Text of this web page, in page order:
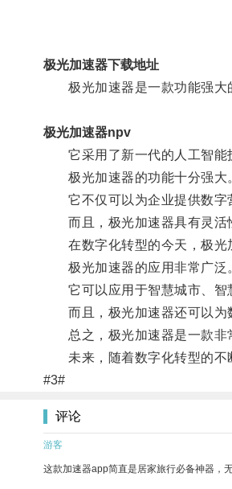
极光加速器下载地址
极光加速器是一款功能强大
极光加速器npv
它采用了新一代的人工智能
极光加速器的功能十分强大
它不仅可以为企业提供数字
而且，极光加速器具有灵活
在数字化转型的今天，极光
极光加速器的应用非常广泛
它可以应用于智慧城市、智
而且，极光加速器还可以为
总之，极光加速器是一款非
未来，随着数字化转型的不
#3#
评论
游客
这款加速器app简直是居家旅行必备神器，